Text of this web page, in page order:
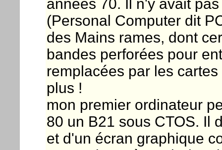
années 70. Il n'y avait
(Personal Computer dit
des Mains rames, dont
bandes perforées pour
remplacées par les
plus !
mon premier ordinateur
80 un B21 sous CTOS. Il
et d'un écran graphique